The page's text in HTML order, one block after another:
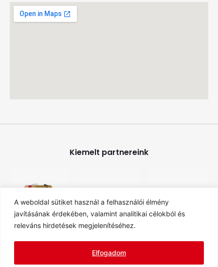
A weboldal sütiket használ a felhasználói élmény
javításának érdekében, valamint analitikai célokból és
releváns hirdetések megjelenítéséhez.
Elfogadom
Kiemelt partnereink
ADATVÉDELEMIMPRESSZUM